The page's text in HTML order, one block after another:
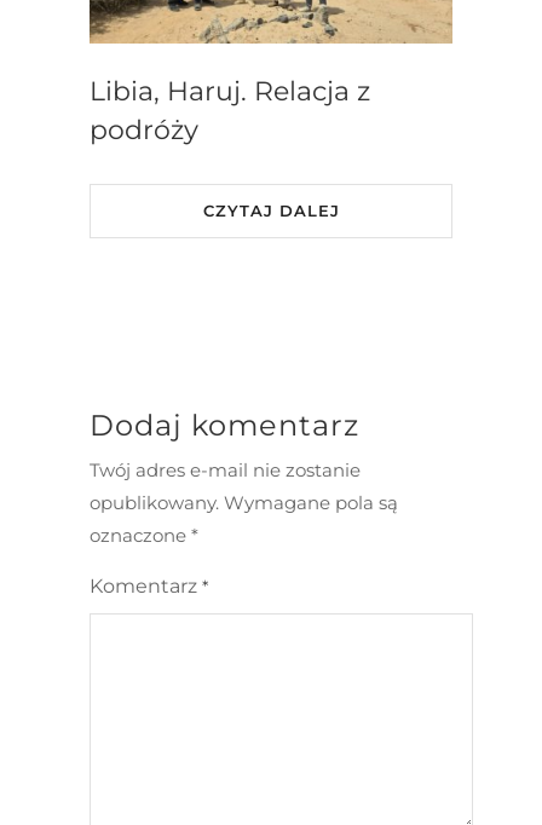
Libia, Haruj. Relacja z
podróży
CZYTAJ DALEJ
Dodaj komentarz
Twój adres e-mail nie zostanie
opublikowany. Wymagane pola są
oznaczone *
Komentarz *